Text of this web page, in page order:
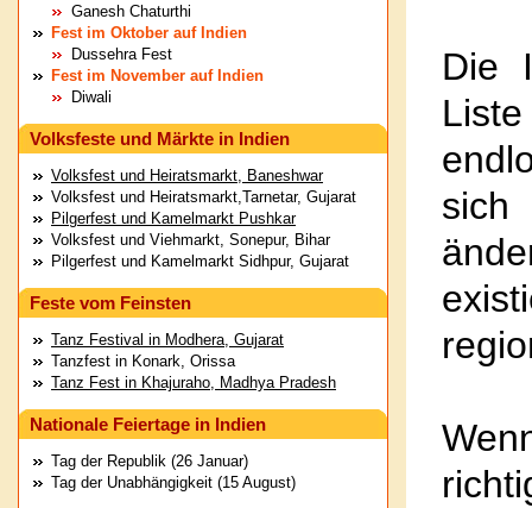
Ganesh Chaturthi
Fest im Oktober auf Indien
Dussehra Fest
Fest im November auf Indien
Diwali
Volksfeste und Märkte in Indien
Volksfest und Heiratsmarkt, Baneshwar
Volksfest und Heiratsmarkt,Tarnetar, Gujarat
Pilgerfest und Kamelmarkt Pushkar
Volksfest und Viehmarkt, Sonepur, Bihar
Pilgerfest und Kamelmarkt Sidhpur, Gujarat
Feste vom Feinsten
Tanz Festival in Modhera, Gujarat
Tanzfest in Konark, Orissa
Tanz Fest in Khajuraho, Madhya Pradesh
Nationale Feiertage in Indien
Tag der Republik (26 Januar)
Tag der Unabhängigkeit (15 August)
Die
sich